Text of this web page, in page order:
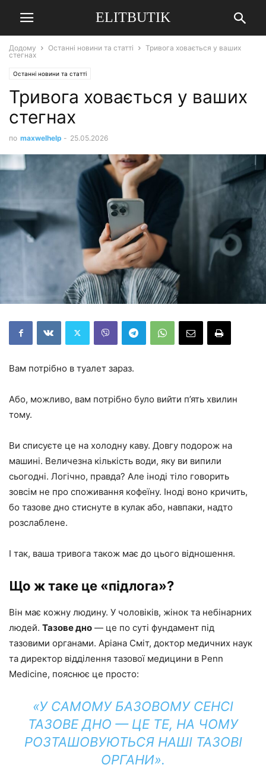
ELITBUTIK
Додому Останні новини та статті
Тривога ховається у ваших
стегнах
Останні новини та статті
Тривога ховається у ваших
стегнах
по maxwelhelp - 25.05.2026
Вам потрібно в туалет зараз.
Або, можливо, вам потрібно було вийти п’ять хвилин
тому.
Ви списуєте це на холодну каву. Довгу подорож на
машині. Величезна кількість води, яку ви випили
сьогодні. Логічно, правда? Але іноді тіло говорить
зовсім не про споживання кофеїну. Іноді воно кричить,
бо тазове дно стиснуте в кулак або, навпаки, надто
розслаблене.
І так, ваша тривога також має до цього відношення.
Що ж таке це «підлога»?
Він має кожну людину. У чоловіків, жінок та небінарних
людей. Тазове дно — це по суті фундамент під
тазовими органами. Аріана Сміт, доктор медичних наук
та директор відділення тазової медицини в Penn
Medicine, пояснює це просто:
«У САМОМУ БАЗОВОМУ СЕНСІ
ТАЗОВЕ ДНО — ЦЕ ТЕ, НА ЧОМУ
РОЗТАШОВУЮТЬСЯ НАШІ ТАЗОВІ
ОРГАНИ».